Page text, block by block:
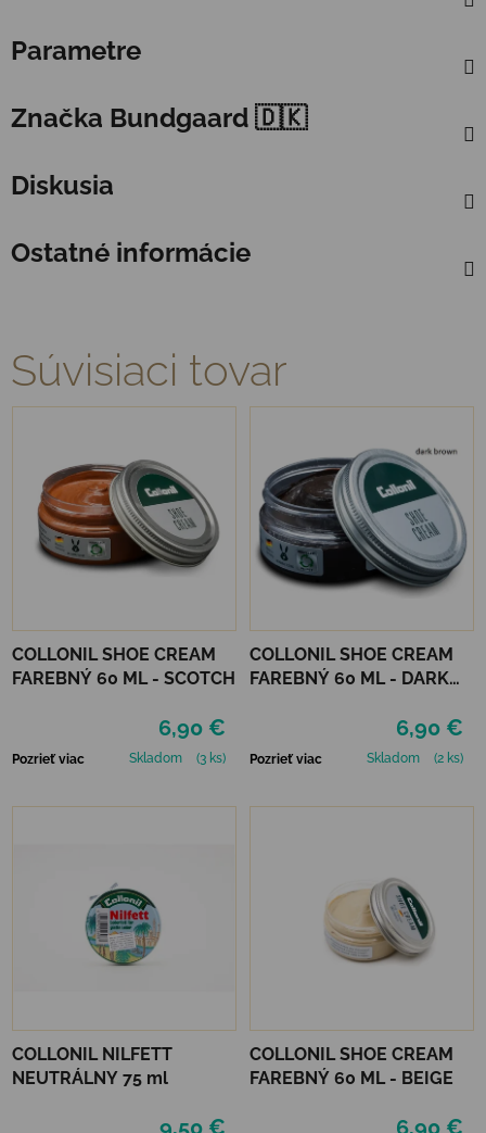
Parametre
Značka Bundgaard 🇩🇰
Diskusia
Ostatné informácie
Súvisiaci tovar
COLLONIL SHOE CREAM
FAREBNÝ 60 ML - SCOTCH
6,90 €
Pozrieť viac Skladom (3 ks)
COLLONIL SHOE CREAM
FAREBNÝ 60 ML - DARK
6,90 €
Pozrieť viac Skladom (2 ks)
COLLONIL NILFETT
NEUTRÁLNY 75 ml
9,50 €
COLLONIL SHOE CREAM
FAREBNÝ 60 ML - BEIGE
6,90 €